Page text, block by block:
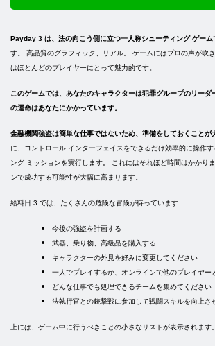
Payday 3 は、法の向こう側に立つ一人称シューティング ゲーム
す。 高品質のグラフィック、リアル。 ゲームにはプロの声が吹
はほとんどのプレイヤーにとって魅力的です。
このゲームでは、あなたのキャラクターは犯罪グループのリーダ
の運命はあなたにかかっています。
金融機関強盗は簡単な仕事ではないため、準備をしておくことが
に、コントロール インターフェイスをできるだけ効率的に操作
ング ミッションを実行します。 これにはそれほど時間はかかり
ンで成功する可能性が大幅に高まります。
給料日 3 では、たくさんの危険な冒険が待っています:
今後の強盗を計画する
武器、乗り物、高級品を購入する
キャラクターの外見を好みに変更してください
一人でプレイするか、オンラインで他のプレイヤー
どんな仕事でも処理できるチームを集めてください
法執行官との銃撃戦に参加して戦闘スキルを向上さ
上には、ゲーム中に行うべきことの小さなリストが表示されます。